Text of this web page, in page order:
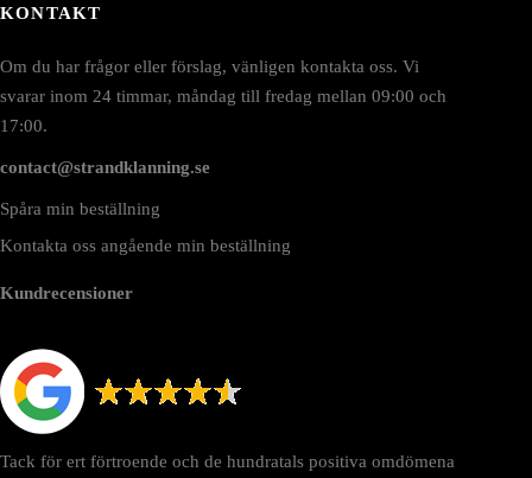
KONTAKT
Om du har frågor eller förslag, vänligen kontakta oss. Vi
svarar inom 24 timmar, måndag till fredag mellan 09:00 och
17:00.
contact@strandklanning.se
Spåra min beställning
Kontakta oss angående min beställning
Kundrecensioner
Tack för ert förtroende och de hundratals positiva omdömena